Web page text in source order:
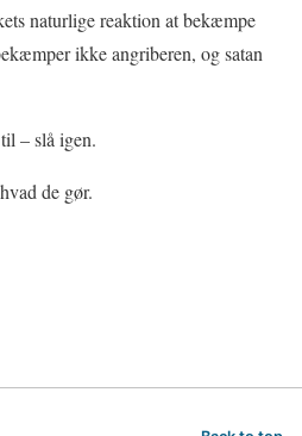
naturlige reaktion at bekæmpe
ikke angriberen, og satan
– slå igen.
de gør.